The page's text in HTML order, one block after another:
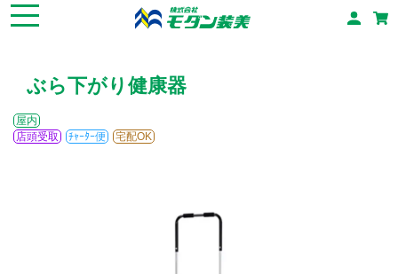
ぶら下がり健康器
屋内
店頭受取
ﾁｬｰﾀｰ便 宅配OK